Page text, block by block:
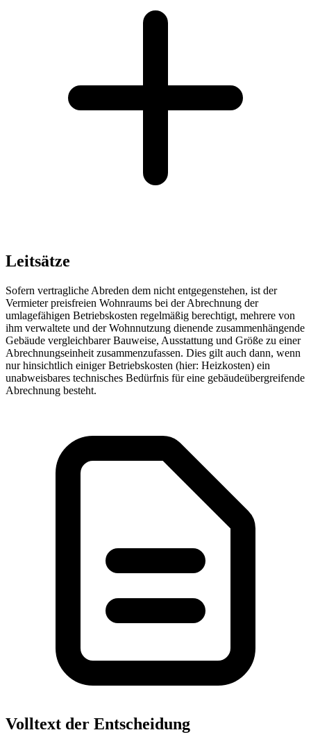
Leitsätze
Sofern vertragliche Abreden dem nicht entgegenstehen, ist der
Vermieter preisfreien Wohnraums bei der Abrechnung der
umlagefähigen Betriebskosten regelmäßig berechtigt, mehrere von
ihm verwaltete und der Wohnnutzung dienende zusammenhängende
Gebäude vergleichbarer Bauweise, Ausstattung und Größe zu einer
Abrechnungseinheit zusammenzufassen. Dies gilt auch dann, wenn
nur hinsichtlich einiger Betriebskosten (hier: Heizkosten) ein
unabweisbares technisches Bedürfnis für eine gebäudeübergreifende
Abrechnung besteht.
Volltext der Entscheidung